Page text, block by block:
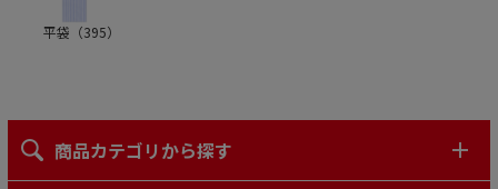
平袋（395）
商品カテゴリから探す